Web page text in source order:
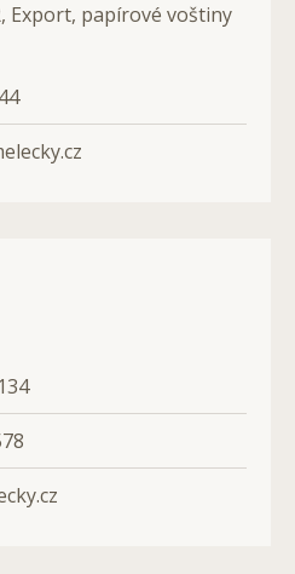
Export, papírové voštiny